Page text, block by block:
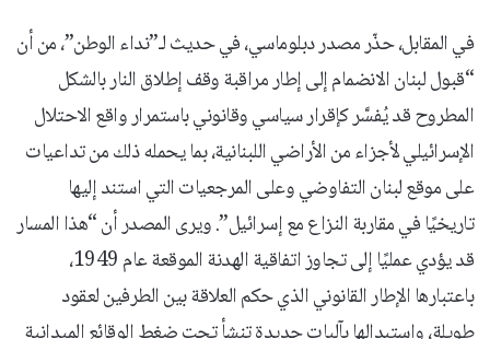
في المقابل، حذّر مصدر دبلوماسي، في حديث لـ”نداء الوطن”، من أن
“قبول لبنان الانضمام إلى إطار مراقبة وقف إطلاق النار بالشكل
المطروح قد يُفسَّر كإقرار سياسي وقانوني باستمرار واقع الاحتلال
الإسرائيلي لأجزاء من الأراضي اللبنانية، بما يحمله ذلك من تداعيات
على موقع لبنان التفاوضي وعلى المرجعيات التي استند إليها
تاريخيًا في مقاربة النزاع مع إسرائيل”. ويرى المصدر أن “هذا المسار
قد يؤدي عمليًا إلى تجاوز اتفاقية الهدنة الموقعة عام 1949،
باعتبارها الإطار القانوني الذي حكم العلاقة بين الطرفين لعقود